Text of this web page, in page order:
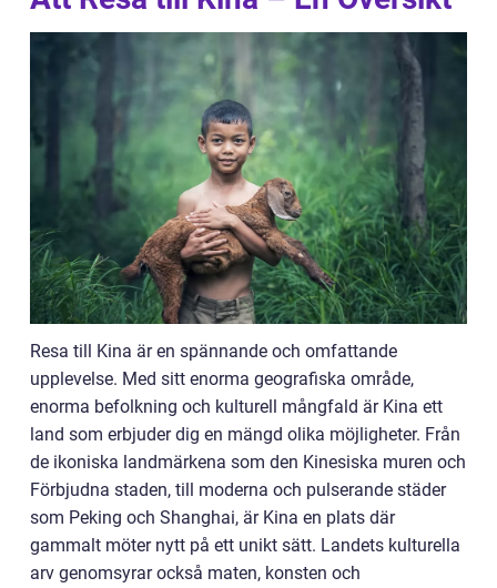
Resa till Kina är en spännande och omfattande
upplevelse. Med sitt enorma geografiska område,
enorma befolkning och kulturell mångfald är Kina ett
land som erbjuder dig en mängd olika möjligheter. Från
de ikoniska landmärkena som den Kinesiska muren och
Förbjudna staden, till moderna och pulserande städer
som Peking och Shanghai, är Kina en plats där
gammalt möter nytt på ett unikt sätt. Landets kulturella
arv genomsyrar också maten, konsten och